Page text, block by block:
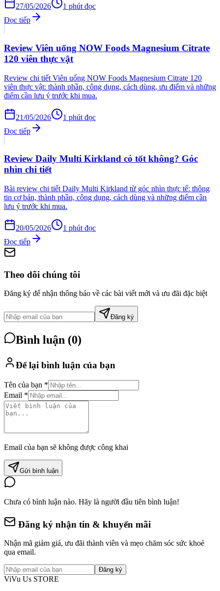
27/05/2026 1 phút đọc
Đọc tiếp
Review Viên uống NOW Foods Magnesium Citrate
120 viên thực vật
Review chi tiết Viên uống NOW Foods Magnesium Citrate 120
viên thực vật: thành phần, công dụng, cách dùng, ưu điểm và những
điểm cần lưu ý trước khi mua.
21/05/2026 1 phút đọc
Đọc tiếp
Review Daily Multi Kirkland có tốt không? Góc
nhìn chi tiết
Bài review chi tiết Daily Multi Kirkland từ góc nhìn thực tế: thông
tin cơ bản, thành phần, công dụng, cách dùng và những điểm cần
lưu ý trước khi mua.
20/05/2026 1 phút đọc
Đọc tiếp
Theo dõi chúng tôi
Đăng ký để nhận thông báo về các bài viết mới và ưu đãi đặc biệt
Đăng ký
Bình luận (0)
Để lại bình luận của bạn
Tên của bạn *
Email *
Email của bạn sẽ không được công khai
Gửi bình luận
Chưa có bình luận nào. Hãy là người đầu tiên bình luận!
Đăng ký nhận tin & khuyến mãi
Nhận mã giảm giá, ưu đãi thành viên và mẹo chăm sóc sức khoẻ
qua email.
Đăng ký
ViVu Us STORE